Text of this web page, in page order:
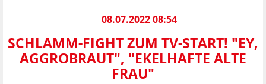
08.07.2022 08:54
SCHLAMM-FIGHT ZUM TV-START! "EY,
AGGROBRAUT", "EKELHAFTE ALTE
FRAU"